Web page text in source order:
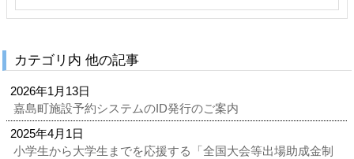
カテゴリ内 他の記事
2026年1月13日
嘉島町施設予約システムのID発行のご案内
2025年4月1日
小学生から大学生までを応援する「全国大会等出場助成金制